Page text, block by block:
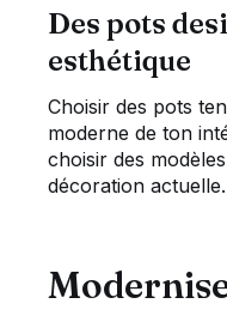
Des pots
esthétique
Choisir des pots
moderne de ton
choisir des
décoration actuelle.